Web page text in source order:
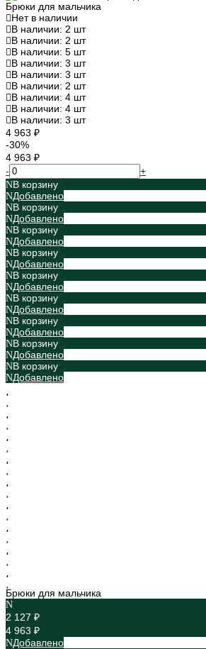
Брюки для мальчика
Нет в наличии
В наличии: 2 шт
В наличии: 2 шт
В наличии: 5 шт
В наличии: 3 шт
В наличии: 3 шт
В наличии: 2 шт
В наличии: 4 шт
В наличии: 4 шт
В наличии: 3 шт
4 963 ₽
-30%
4 963 ₽
-
+
В корзину
Добавлено
В корзину
Добавлено
В корзину
Добавлено
В корзину
Добавлено
В корзину
Добавлено
В корзину
Добавлено
В корзину
Добавлено
В корзину
Добавлено
В корзину
Добавлено
Брюки для мальчика
2 127 ₽
4 963 ₽
Добавлено